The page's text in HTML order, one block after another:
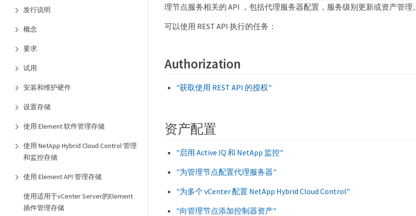
发行说明
概念
要求
试用
安装和维护硬件
设置存储
使用 Element 软件管理存储
使用 NetApp Hybrid Cloud Control 管理
和监控存储
使用 Element API 管理存储
使用适用于vCenter Server的Element
插件管理存储
理节点服务相关的 API ，包括代理服务器配置，服务级别更新或资产管理。
可以使用 REST API 执行的任务：
Authorization
"获取使用 REST API 的授权"
资产配置
"启用 Active IQ 和 NetApp 监控"
"为管理节点配置代理服务器"
"为多个 vCenter 配置 NetApp Hybrid Cloud Control"
"向管理节点添加控制器资产"